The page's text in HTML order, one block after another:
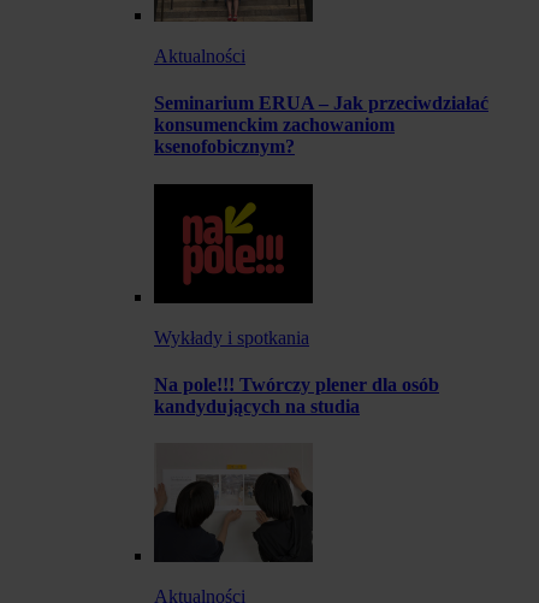
Aktualności
Seminarium ERUA – Jak przeciwdziałać
konsumenckim zachowaniom
ksenofobicznym?
Wykłady i spotkania
Na pole!!! Twórczy plener dla osób
kandydujących na studia
Aktualności